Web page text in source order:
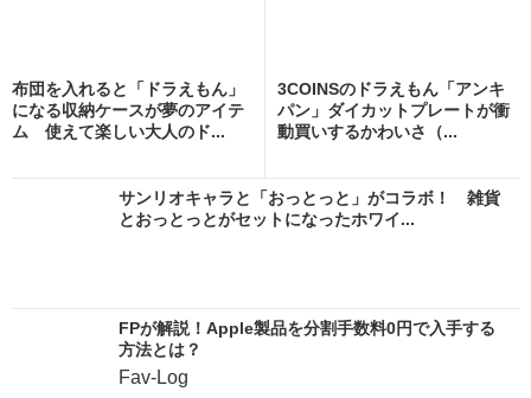
布団を入れると「ドラえもん」
になる収納ケースが夢のアイテ
ム 使えて楽しい大人のド...
3COINSのドラえもん「アンキ
パン」ダイカットプレートが衝
動買いするかわいさ（...
サンリオキャラと「おっとっと」がコラボ！ 雑貨
とおっとっとがセットになったホワイ...
FPが解説！Apple製品を分割手数料0円で入手する
方法とは？
Fav-Log